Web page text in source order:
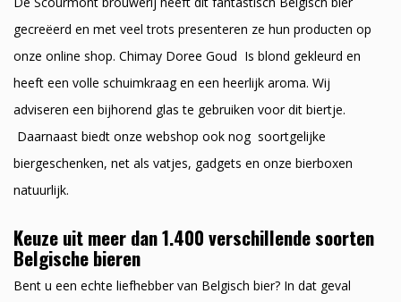
gecreëerd en met veel trots presenteren ze hun producten op
onze online shop. Chimay Doree Goud Is blond gekleurd en
heeft een volle schuimkraag en een heerlijk aroma. Wij
adviseren een bijhorend glas te gebruiken voor dit biertje.
Daarnaast biedt onze webshop ook nog soortgelijke
biergeschenken, net als vatjes, gadgets en onze bierboxen
natuurlijk.
Keuze uit meer dan 1.400 verschillende soorten
Belgische bieren
Bent u een echte liefhebber van Belgisch bier? In dat geval